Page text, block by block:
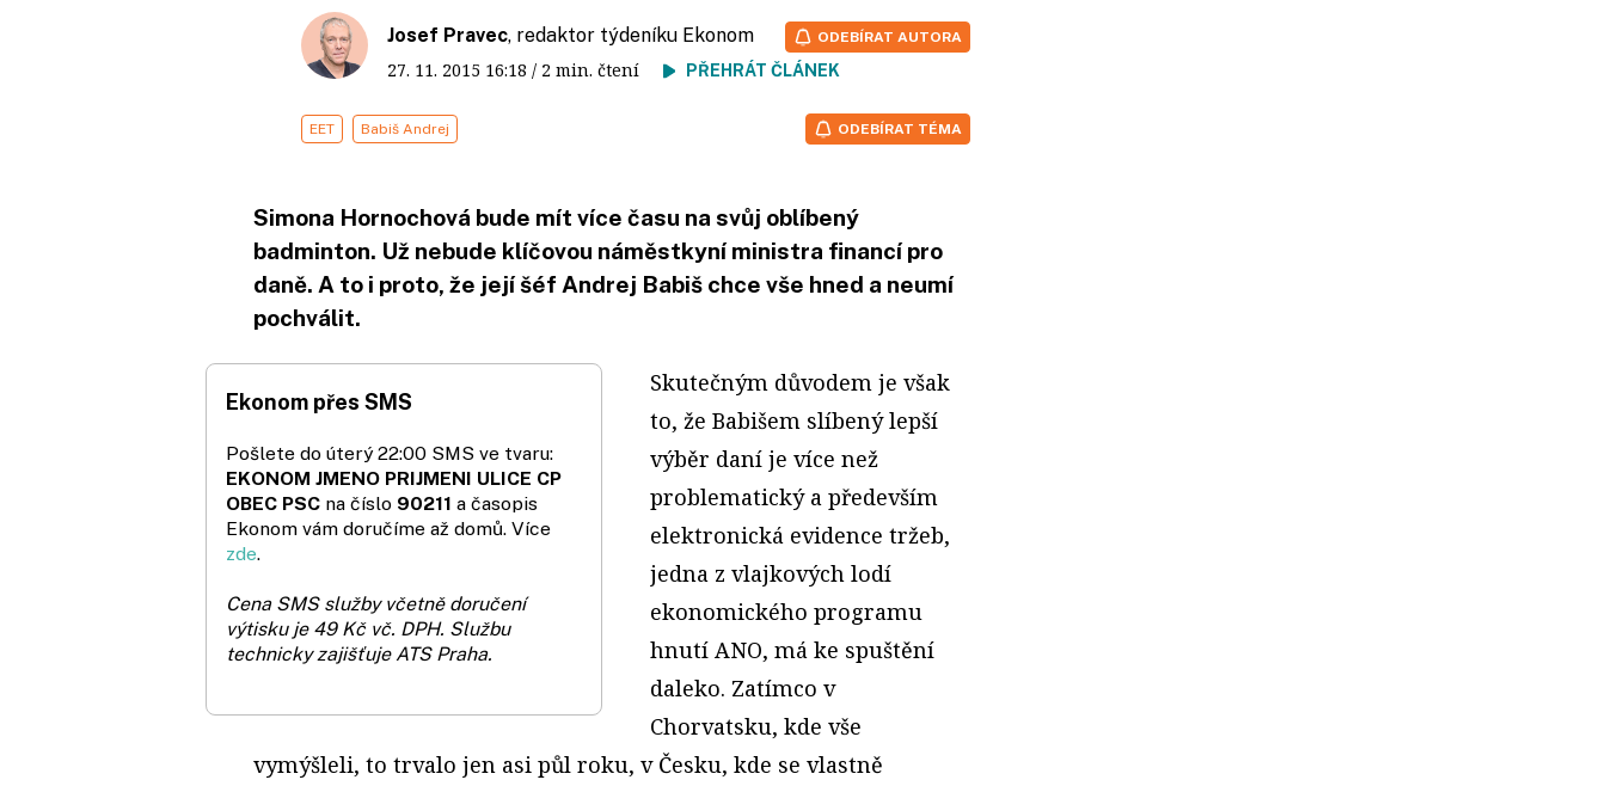
Josef Pravec, redaktor týdeníku Ekonom
27. 11. 2015 16:18 / 2 min. čtení PŘEHRÁT ČLÁNEK
ODEBÍRAT AUTORA
EET Babiš Andrej ODEBÍRAT TÉMA
Simona Hornochová bude mít více času na svůj oblíbený
badminton. Už nebude klíčovou náměstkyní ministra financí pro
daně. A to i proto, že její šéf Andrej Babiš chce vše hned a neumí
pochválit.
Ekonom přes SMS
Pošlete do úterý 22:00 SMS ve tvaru:
EKONOM JMENO PRIJMENI ULICE CP
OBEC PSC na číslo 90211 a časopis
Ekonom vám doručíme až domů. Více
zde.
Cena SMS služby včetně doručení
výtisku je 49 Kč vč. DPH. Službu
technicky zajišťuje ATS Praha.
Skutečným důvodem je však
to, že Babišem slíbený lepší
výběr daní je více než
problematický a především
elektronická evidence tržeb,
jedna z vlajkových lodí
ekonomického programu
hnutí ANO, má ke spuštění
daleko. Zatímco v
Chorvatsku, kde vše
vymýšleli, to trvalo jen asi půl roku, v Česku, kde se vlastně